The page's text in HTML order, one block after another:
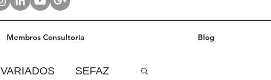
Membros Consultoria Blog
VARIADOS SEFAZ